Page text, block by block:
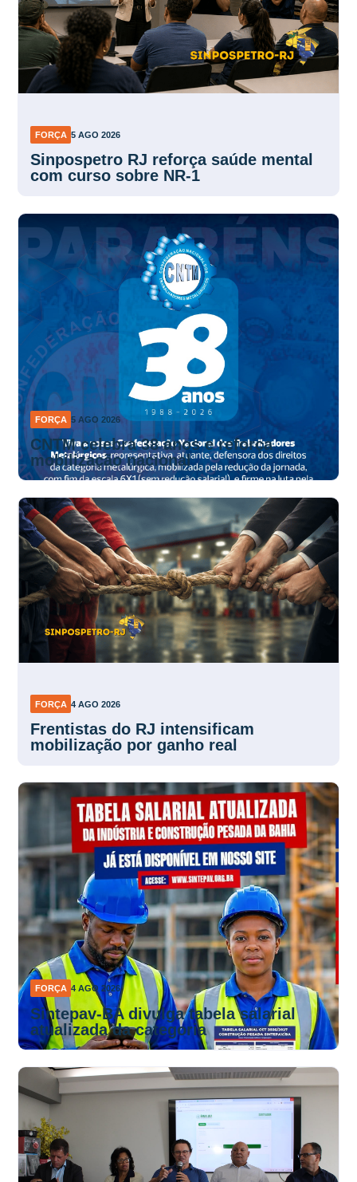
FORÇA 5 AGO 2026
Sinpospetro RJ reforça saúde mental
com curso sobre NR-1
FORÇA 5 AGO 2026
CNTM celebra 38 anos e reforça
mobilização nacional
FORÇA 4 AGO 2026
Frentistas do RJ intensificam
mobilização por ganho real
FORÇA 4 AGO 2026
Sintepav-BA divulga tabela salarial
atualizada da categoria